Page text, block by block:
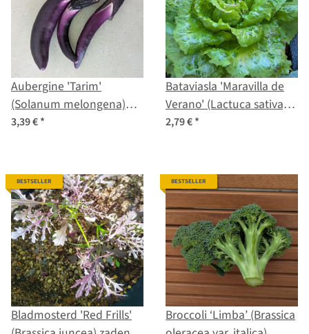
Aubergine 'Tarim'
(Solanum melongena)
biologisch zaad
3,39 €*
Bataviasla 'Maravilla de
Verano' (Lactuca sativa)
zaden
2,79 €*
BESTSELLER
Bladmosterd 'Red Frills'
BESTSELLER
Broccoli ‘Limba’ (Brassica